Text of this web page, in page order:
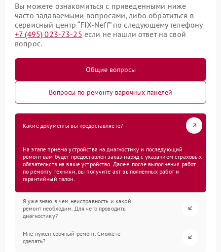
Вы можете ознакомиться с приведенными ниже
часто задаваемыми вопросами, либо обратиться в
сервисный центр “FIX-Neff” по следующему телефону
+7 (495) 023-73-25 если не нашли ответ на свой
вопрос.
Общие вопросы
Вопросы по ремонту варочных панелей
Какие документы вы предоставляете?
На этапе приема устройства на диагностику и последующий
ремонт вам будет предоставлен заказ-наряд с указанием страховых
обязательств на ваше устройство. Далее, после выполнения работ
по ремонту техники, вы получите акт выполненных работ и
гарантийный талон.
Я уже знаю в чем неисправность и какой
ремонт необходим. Для чего проводить
диагностику?
Мне нужен срочный ремонт. Сможете
сделать?